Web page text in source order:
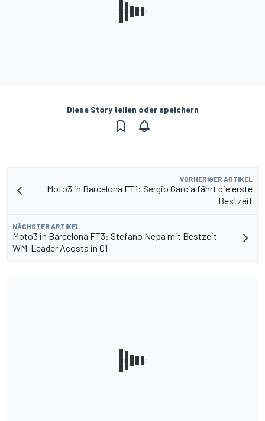
Diese Story teilen oder speichern
VORHERIGER ARTIKEL
Moto3 in Barcelona FT1: Sergio Garcia fährt die erste
Bestzeit
NÄCHSTER ARTIKEL
Moto3 in Barcelona FT3: Stefano Nepa mit Bestzeit -
WM-Leader Acosta in Q1